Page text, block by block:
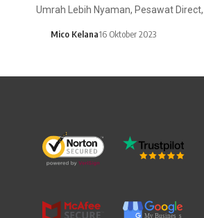
Umrah Lebih Nyaman, Pesawat Direct,…
Mico Kelana16 Oktober 2023
My Busines s